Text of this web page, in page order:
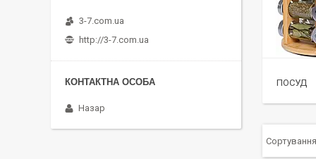
ПОСУД
3-7.com.ua
http://3-7.com.ua
Назар